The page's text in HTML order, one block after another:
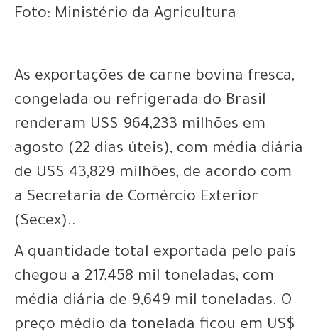
Foto: Ministério da Agricultura
As exportações de carne bovina fresca,
congelada ou refrigerada do Brasil
renderam US$ 964,233 milhões em
agosto (22 dias úteis), com média diária
de US$ 43,829 milhões, de acordo com
a Secretaria de Comércio Exterior
(Secex)..
A quantidade total exportada pelo país
chegou a 217,458 mil toneladas, com
média diária de 9,649 mil toneladas. O
preço médio da tonelada ficou em US$